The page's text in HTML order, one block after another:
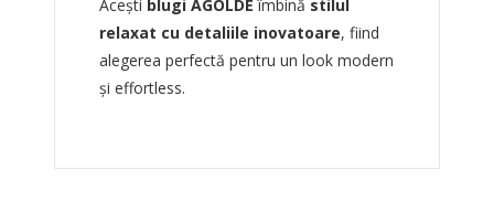
Acești blugi AGOLDE îmbină stilul
relaxat cu detaliile inovatoare, fiind
alegerea perfectă pentru un look modern
și effortless.